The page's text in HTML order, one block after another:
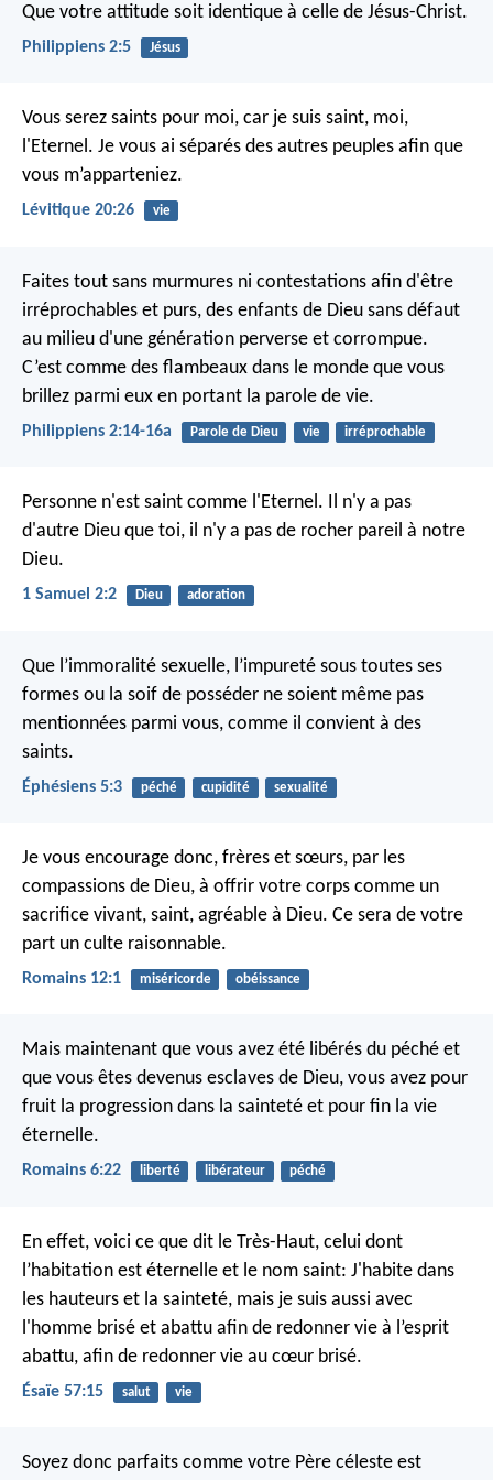
Que votre attitude soit identique à celle de Jésus-Christ.
Philippiens 2:5 Jésus
Vous serez saints pour moi, car je suis saint, moi,
l'Eternel. Je vous ai séparés des autres peuples afin que
vous m’apparteniez.
Lévitique 20:26 vie
Faites tout sans murmures ni contestations afin d'être
irréprochables et purs, des enfants de Dieu sans défaut
au milieu d'une génération perverse et corrompue.
C’est comme des flambeaux dans le monde que vous
brillez parmi eux en portant la parole de vie.
Philippiens 2:14-16a Parole de Dieu vie irréprochable
Personne n'est saint comme l'Eternel. Il n'y a pas
d'autre Dieu que toi, il n'y a pas de rocher pareil à notre
Dieu.
1 Samuel 2:2 Dieu adoration
Que l’immoralité sexuelle, l’impureté sous toutes ses
formes ou la soif de posséder ne soient même pas
mentionnées parmi vous, comme il convient à des
saints.
Éphésiens 5:3 péché cupidité sexualité
Je vous encourage donc, frères et sœurs, par les
compassions de Dieu, à offrir votre corps comme un
sacrifice vivant, saint, agréable à Dieu. Ce sera de votre
part un culte raisonnable.
Romains 12:1 miséricorde obéissance
Mais maintenant que vous avez été libérés du péché et
que vous êtes devenus esclaves de Dieu, vous avez pour
fruit la progression dans la sainteté et pour fin la vie
éternelle.
Romains 6:22 liberté libérateur péché
En effet, voici ce que dit le Très-Haut, celui dont
l’habitation est éternelle et le nom saint: J'habite dans
les hauteurs et la sainteté, mais je suis aussi avec
l'homme brisé et abattu afin de redonner vie à l’esprit
abattu, afin de redonner vie au cœur brisé.
Ésaïe 57:15 salut vie
Soyez donc parfaits comme votre Père céleste est